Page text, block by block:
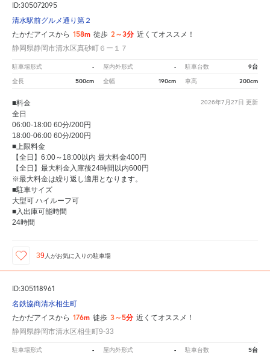
ID:305072095
清水駅前グルメ通り第２
たかだアイスから 158m 徒歩 2～3分 近くてオススメ！
静岡県静岡市清水区真砂町６ー１７
駐車場形式 - 屋内外形式 - 駐車台数 9台
全長 500cm 全幅 190cm 車高 200cm
2026年7月27日 更新
■料金
全日
06:00-18:00 60分/200円
18:00-06:00 60分/200円
■上限料金
【全日】6:00～18:00以内 最大料金400円
【全日】最大料金入庫後24時間以内600円
※最大料金は繰り返し適用となります。
■駐車サイズ
大型可 ハイルーフ可
■入出庫可能時間
24時間
39人がお気に入りの駐車場
ID:305118961
名鉄協商清水相生町
たかだアイスから 176m 徒歩 3～5分 近くてオススメ！
静岡県静岡市清水区相生町9-33
駐車場形式 - 屋内外形式 - 駐車台数 5台